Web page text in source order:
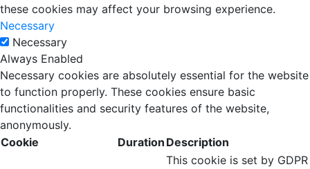
these cookies may affect your browsing experience.
Necessary
Necessary
Always Enabled
Necessary cookies are absolutely essential for the website
to function properly. These cookies ensure basic
functionalities and security features of the website,
anonymously.
Cookie
Duration Description
This cookie is set by GDPR